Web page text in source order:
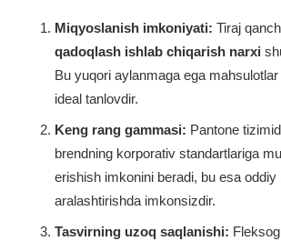
Miqyoslanish imkoniyati: Tiraj
qadoqlash ishlab chiqarish narxi
Bu yuqori aylanmaga ega
ideal tanlovdir.
Keng rang gammasi: Pantone
brendning korporativ standartlariga
erishish imkonini beradi, bu esa oddiy
aralashtirishda imkonsizdir.
Tasvirning uzoq saqlanishi: